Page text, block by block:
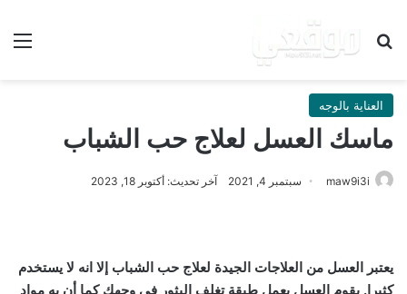
بحث عن
العناية بالوجه
ماسك العسل لعلاج حب الشباب
maw9i3i سبتمبر 4, 2021 آخر تحديث: أكتوبر 18, 2023
يعتبر العسل من العلاجات الجيدة لعلاج حب الشباب إلا انه لا يستخدم
كثيرا. يقوم العسل بعمل طبقة تغلف البثور في وجهك كما أن به مواد